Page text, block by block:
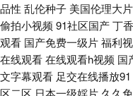
专区在线欢看 欧美特级片官
产草莓 久久国产精品区 日本a
品性 乱伦种子 美国伦理大片
偷拍小视频 91社区国产丁
观看 国产免费一级片福利
在线观看在线观看h视频 国
文字幕观看 足交在线播放91
区二区 日本一级婬片 久久